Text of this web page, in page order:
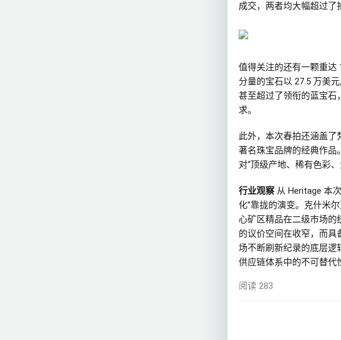
成交，两者均大幅超过了
值得关注的还有一颗重达
分量的宝石以 27.5 万美
甚至超过了领衔的蓝宝石
求。
此外，本次春拍还涵盖了
著名珠宝品牌的经典作品
对“顶级产地、稀有色彩
行业观察从 Heritage 本
化”靠拢的演变。克什米
心矿区精品在二级市场的
的议价空间在收窄，而
场不断刷新纪录的底层逻
供应链体系中的不可替代
阅读 283